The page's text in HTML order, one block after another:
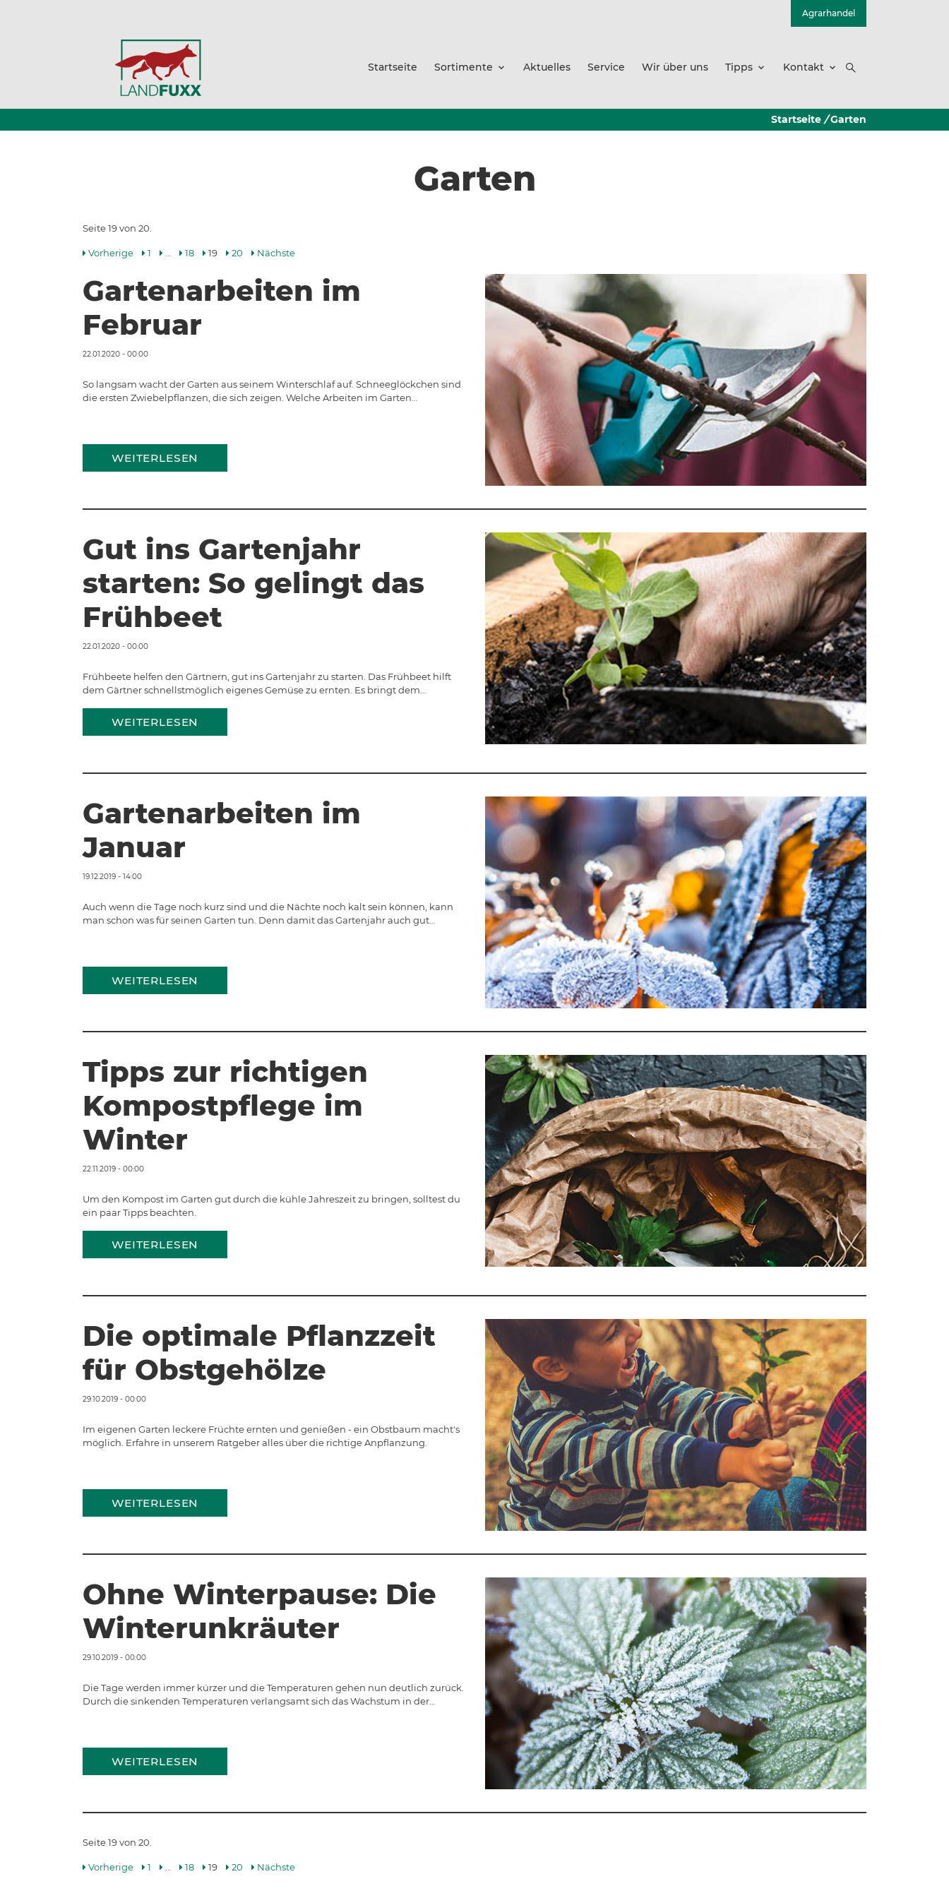
Agrarhandel
Startseite Sortimente Aktuelles Service Wir über uns Tipps Kontakt
Startseite / Garten
Garten
Seite 19 von 20.
Vorherige 1 18 19 20 Nächste
Gartenarbeiten im
Februar
22.01.2020 - 00:00
So langsam wacht der Garten aus seinem Winterschlaf auf. Schneeglöckchen sind
die ersten Zwiebelpflanzen, die sich zeigen. Welche Arbeiten im Garten…
WEITERLESEN
Gut ins Gartenjahr
starten: So gelingt das
Frühbeet
22.01.2020 - 00:00
Frühbeete helfen den Gärtnern, gut ins Gartenjahr zu starten. Das Frühbeet hilft
dem Gärtner schnellstmöglich eigenes Gemüse zu ernten. Es bringt dem…
WEITERLESEN
Gartenarbeiten im
Januar
19.12.2019 - 14:00
Auch wenn die Tage noch kurz sind und die Nächte noch kalt sein können, kann
man schon was für seinen Garten tun. Denn damit das Gartenjahr auch gut…
WEITERLESEN
Tipps zur richtigen
Kompostpflege im
Winter
22.11.2019 - 00:00
Um den Kompost im Garten gut durch die kühle Jahreszeit zu bringen, solltest du
ein paar Tipps beachten.
WEITERLESEN
Die optimale Pflanzzeit
für Obstgehölze
29.10.2019 - 00:00
Im eigenen Garten leckere Früchte ernten und genießen - ein Obstbaum macht's
möglich. Erfahre in unserem Ratgeber alles über die richtige Anpflanzung.
WEITERLESEN
Ohne Winterpause: Die
Winterunkräuter
29.10.2019 - 00:00
Die Tage werden immer kürzer und die Temperaturen gehen nun deutlich zurück.
Durch die sinkenden Temperaturen verlangsamt sich das Wachstum in der…
WEITERLESEN
Seite 19 von 20.
Vorherige 1 18 19 20 Nächste